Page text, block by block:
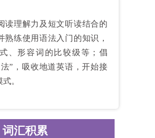
读理解力及短文听读结合的
熟练使用语法入门的知识，
、形容词的比较级等；倡
”，吸收地道英语，开始接
。
词汇积累